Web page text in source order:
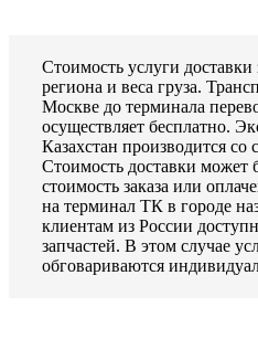
Стоимость услуги доставки
региона и веса груза.
Москве до терминала
осуществляет бесплатно.
Казахстан производится
Стоимость доставки может
стоимость заказа или
на терминал ТК в городе
клиентам из России
запчастей. В этом случае
обговариваются